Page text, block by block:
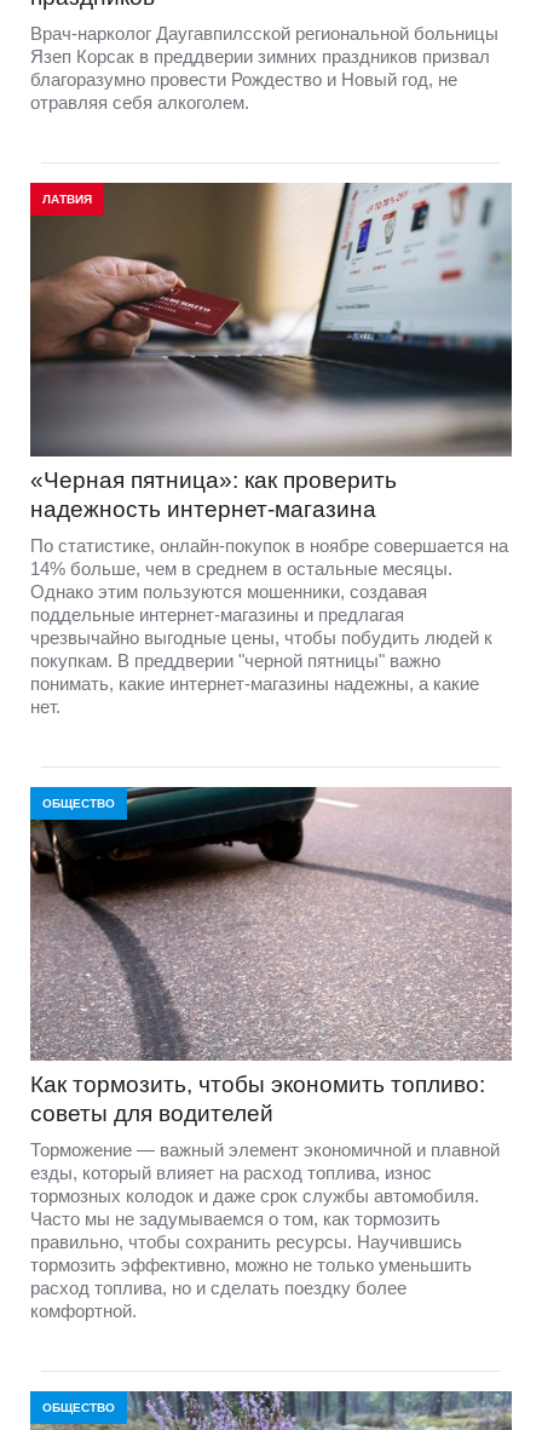
Врач-нарколог Даугавпилсской региональной больницы
Язеп Корсак в преддверии зимних праздников призвал
благоразумно провести Рождество и Новый год, не
отравляя себя алкоголем.
ЛАТВИЯ
«Черная пятница»: как проверить
надежность интернет-магазина
По статистике, онлайн-покупок в ноябре совершается на
14% больше, чем в среднем в остальные месяцы.
Однако этим пользуются мошенники, создавая
поддельные интернет-магазины и предлагая
чрезвычайно выгодные цены, чтобы побудить людей к
покупкам. В преддверии "черной пятницы" важно
понимать, какие интернет-магазины надежны, а какие
нет.
ОБЩЕСТВО
Как тормозить, чтобы экономить топливо:
советы для водителей
Торможение — важный элемент экономичной и плавной
езды, который влияет на расход топлива, износ
тормозных колодок и даже срок службы автомобиля.
Часто мы не задумываемся о том, как тормозить
правильно, чтобы сохранить ресурсы. Научившись
тормозить эффективно, можно не только уменьшить
расход топлива, но и сделать поездку более
комфортной.
ОБЩЕСТВО